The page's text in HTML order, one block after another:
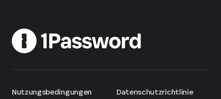
Nutzungsbedingungen Datenschutzrichtlinie